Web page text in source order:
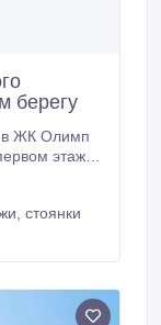
берегу
в ЖК Олимп
на обе улицы..
стоянки